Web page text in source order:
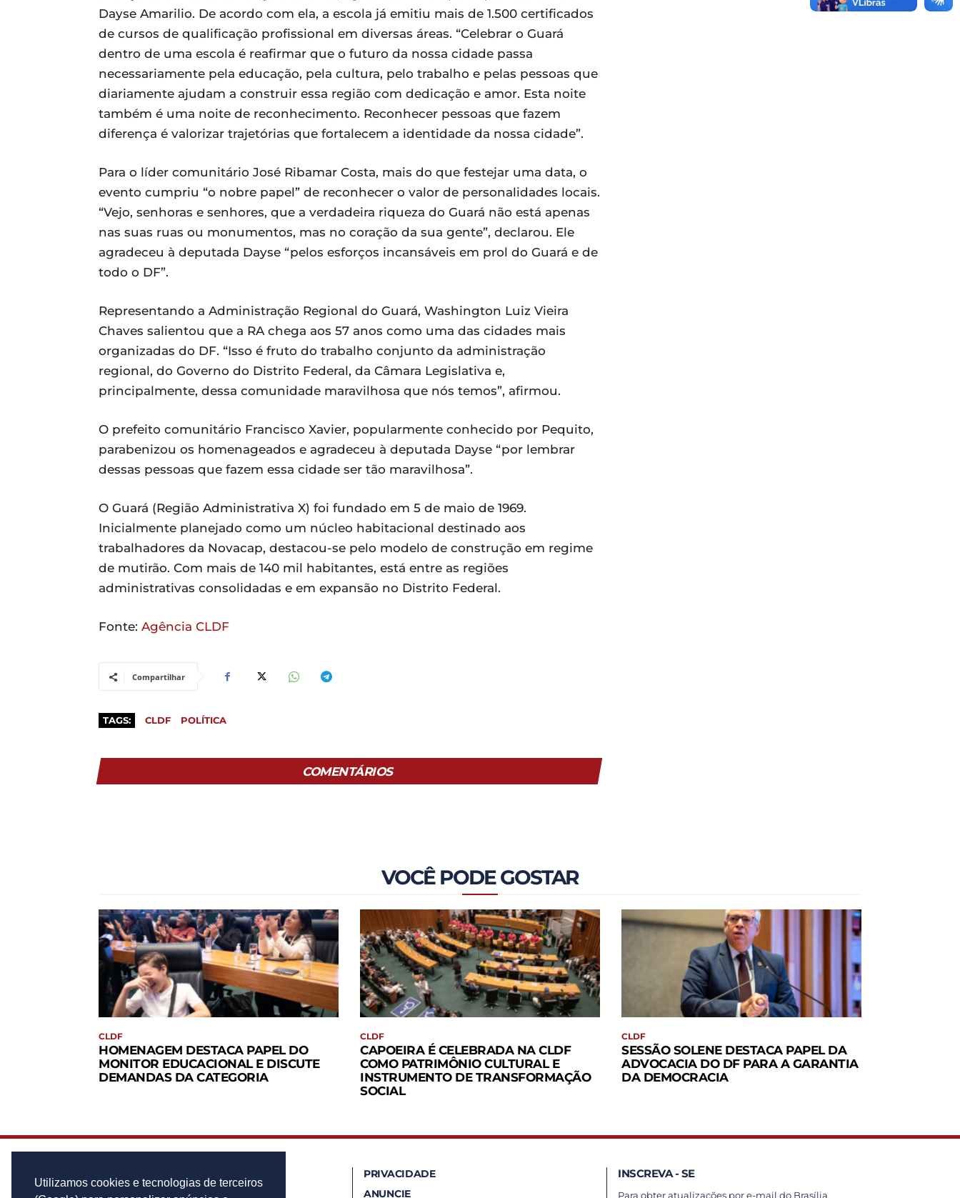
Utilizamos cookies e tecnologias de terceiros
Dayse Amarilio. De acordo com ela, a escola já emitiu mais de 1.500 certificados
de cursos de qualificação profissional em diversas áreas. “Celebrar o Guará
dentro de uma escola é reafirmar que o futuro da nossa cidade passa
necessariamente pela educação, pela cultura, pelo trabalho e pelas pessoas que
diariamente ajudam a construir essa região com dedicação e amor. Esta noite
também é uma noite de reconhecimento. Reconhecer pessoas que fazem
diferença é valorizar trajetórias que fortalecem a identidade da nossa cidade”.
Para o líder comunitário José Ribamar Costa, mais do que festejar uma data, o
evento cumpriu “o nobre papel” de reconhecer o valor de personalidades locais.
“Vejo, senhoras e senhores, que a verdadeira riqueza do Guará não está apenas
nas suas ruas ou monumentos, mas no coração da sua gente”, declarou. Ele
agradeceu à deputada Dayse “pelos esforços incansáveis em prol do Guará e de
todo o DF”.
Representando a Administração Regional do Guará, Washington Luiz Vieira
Chaves salientou que a RA chega aos 57 anos como uma das cidades mais
organizadas do DF. “Isso é fruto do trabalho conjunto da administração
regional, do Governo do Distrito Federal, da Câmara Legislativa e,
principalmente, dessa comunidade maravilhosa que nós temos”, afirmou.
O prefeito comunitário Francisco Xavier, popularmente conhecido por Pequito,
parabenizou os homenageados e agradeceu à deputada Dayse “por lembrar
dessas pessoas que fazem essa cidade ser tão maravilhosa”.
O Guará (Região Administrativa X) foi fundado em 5 de maio de 1969.
Inicialmente planejado como um núcleo habitacional destinado aos
trabalhadores da Novacap, destacou-se pelo modelo de construção em regime
de mutirão. Com mais de 140 mil habitantes, está entre as regiões
administrativas consolidadas e em expansão no Distrito Federal.
Fonte: Agência CLDF
Compartilhar
TAGS: CLDF POLÍTICA
COMENTÁRIOS
VOCÊ PODE GOSTAR
CLDF
HOMENAGEM DESTACA PAPEL DO
MONITOR EDUCACIONAL E DISCUTE
DEMANDAS DA CATEGORIA
CLDF
CAPOEIRA É CELEBRADA NA CLDF
COMO PATRIMÔNIO CULTURAL E
INSTRUMENTO DE TRANSFORMAÇÃO
SOCIAL
CLDF
SESSÃO SOLENE DESTACA PAPEL DA
ADVOCACIA DO DF PARA A GARANTIA
DA DEMOCRACIA
PRIVACIDADE
ANUNCIE
INSCREVA - SE
Para obter atualizações por e-mail do Brasília